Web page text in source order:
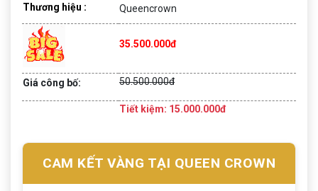
Thương hiệu : Queencrown
35.500.000đ
Giá công bố: 50.500.000đ
Tiết kiệm: 15.000.000đ
CAM KẾT VÀNG TẠI QUEEN CROWN